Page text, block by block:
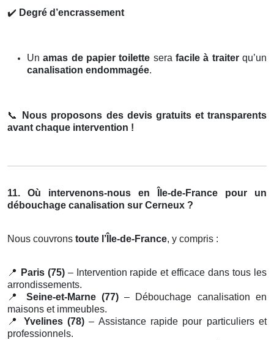
✔️ Degré d’encrassement
Unamas de papier toilette serafacile à traiterqu’un
canalisation endommagée.
📞
Nous proposons des devis gratuits et transparents
avant chaque intervention !
11. Où intervenons-nous en Île-de-France pour un
débouchage canalisation sur Cerneux ?
Nous couvrons toute l’Île-de-France, y compris :
📍 Paris (75)– Intervention rapide et efficace dans tous les
arrondissements.
📍
Seine-et-Marne (77)– Débouchage canalisation en
maisons et immeubles.
📍
Yvelines (78) – Assistance rapide pour particuliers et
professionnels.